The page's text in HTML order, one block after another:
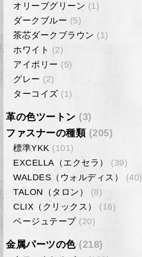
オリーブグリーン (1)
ダークブルー (5)
茶芯ダークブラウン (1)
ホワイト (2)
アイボリー (5)
グレー (2)
ターコイズ (1)
革の色ツートン (3)
ファスナーの種類(205)
標準YKK (101)
EXCELLA（エクセラ）
(39)
WALDES（ウォルディス）
(40)
TALON（タロン）
(8)
CLIX（クリックス）
(16)
ベージュテープ(20)
金属パーツの色(218)